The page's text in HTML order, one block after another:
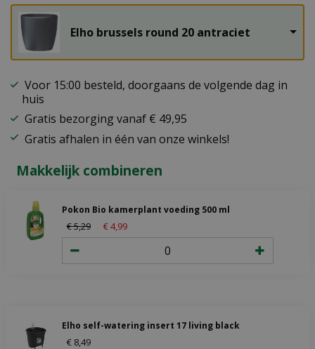
Elho brussels round 20 antraciet
Voor 15:00 besteld, doorgaans de volgende dag in
huis
Gratis bezorging vanaf € 49,95
Gratis afhalen in één van onze winkels!
Makkelijk combineren
Pokon Bio kamerplant voeding 500 ml
€5,29 €4,99
Elho self-watering insert 17 living black
€ 8,49